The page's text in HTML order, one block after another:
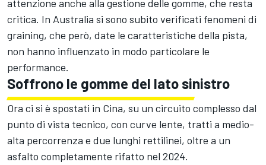
attenzione anche alla gestione delle gomme, che resta
critica. In Australia si sono subito verificati fenomeni di
graining, che però, date le caratteristiche della pista,
non hanno influenzato in modo particolare le
performance.
Soffrono le gomme del lato sinistro
Ora ci si è spostati in Cina, su un circuito complesso dal
punto di vista tecnico, con curve lente, tratti a medio-
alta percorrenza e due lunghi rettilinei, oltre a un
asfalto completamente rifatto nel 2024.